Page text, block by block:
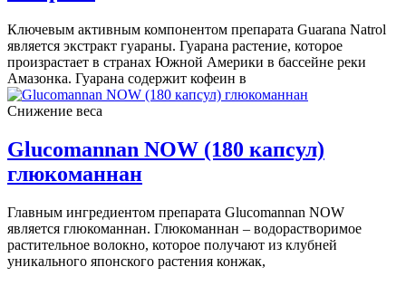
Ключевым активным компонентом препарата Guarana Natrol
является экстракт гуараны. Гуарана растение, которое
произрастает в странах Южной Америки в бассейне реки
Амазонка. Гуарана содержит кофеин в
Снижение веса
Glucomannan NOW (180 капсул)
глюкоманнан
Главным ингредиентом препарата Glucomannan NOW
является глюкоманнан. Глюкоманнан – водорастворимое
растительное волокно, которое получают из клубней
уникального японского растения конжак,